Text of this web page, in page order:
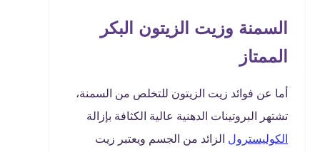
السمنة وزيت الزيتون البكر
الممتاز
أما عن فوائد زيت الزيتون للتخلص من السمنة،
تشتهر البروتينات الدهنية عالية الكثافة بإزالة
الكوليسترول الزائد من الجسم ويعتبر زيت